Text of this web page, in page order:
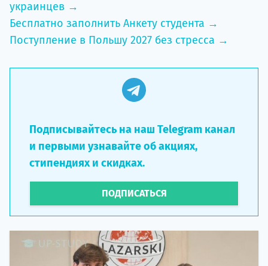
украинцев →
Бесплатно заполнить Анкету студента →
Поступление в Польшу 2027 без стресса →
Подписывайтесь на наш Telegram канал
и первыми узнавайте об акциях,
стипендиях и скидках.
ПОДПИСАТЬСЯ